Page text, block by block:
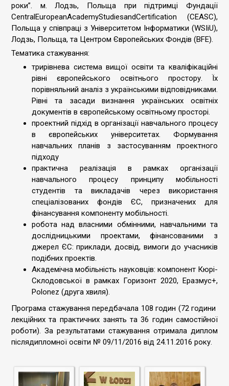
роки”. м. Лодзь, Польща при підтримці Фундації
CentralEuropeanAcademyStudiesandCertification (CEASC),
Польща у співпраці з Університетом Інформатики (WSIiU),
Лодзь, Польща, та Центром Європейських Фондів (BFE).
Тематика стажування:
трирівнева система вищої освіти та кваліфікаційні
рівні європейського освітнього простору. Їх
порівняльний аналіз з українськими відповідниками.
Рівні та засади визнання українських освітніх
документів в європейському освітньому просторі.
проектний підхід в організації навчального процесу
в європейських університетах. Формування
навчальних планів з застосуванням проектного
підходу
практична реалізація в рамках організації
навчального процесу принципу мобільності
студентів та викладачів через використання
спеціалізованих фондів ЄС, призначених для
фінансування компоненту мобільності.
робота над власними обмінними, навчальними та
дослідницькими проектами, фінансованими з
джерел ЄС: приклади, досвід, вимоги до учасників
подібних проектів.
Академічна мобільність науковців: компонент Кюрі-
Склодовської в рамках Горизонт 2020, Еразмус+,
Polonez (друга хвиля).
Програма стажування передбачала 108 годин (72 години
лекційних та практичних занять та 36 годин самостійної
роботи). За результатами стажування отримала диплом
післядипломної освіти № 09/11/2016 від 24.11.2016 року.